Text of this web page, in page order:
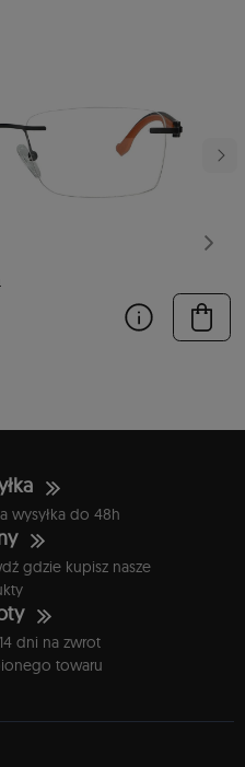
wysyłka do 48h
gdzie kupisz nasze
dni na zwrot
towaru